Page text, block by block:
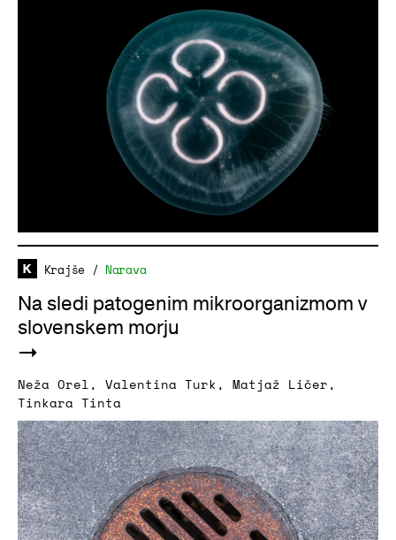
Krajše / Narava
Na sledi patogenim mikroorganizmom v
slovenskem morju
Neža Orel, Valentina Turk, Matjaž Ličer,
Tinkara Tinta